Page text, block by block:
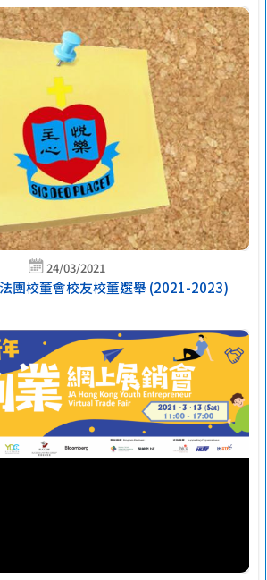
24/03/2021
團校董會校友校董選舉 (2021-2023)